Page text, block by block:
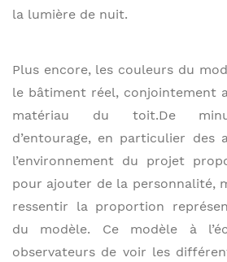
la lumière de nuit.
Plus encore, les couleurs du
le bâtiment réel, conjointement
matériau du toit.De
d’entourage, en particulier des
l’environnement du projet
pour ajouter de la personnalité,
ressentir la proportion
du modèle. Ce modèle à
observateurs de voir les